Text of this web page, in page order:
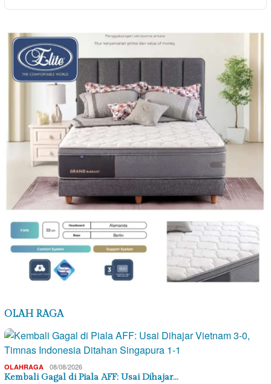
OLAH RAGA
OLAHRAGA 08/08/2026
Kembali Gagal di Piala AFF: Usai Dihajar…